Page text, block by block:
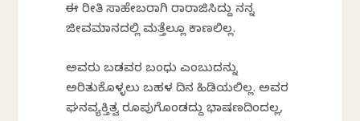
ಈ ರೀತಿ ಸಾಹೇಬರಾಗಿ ರಾರಾಜಿಸಿದ್ದು ನನ್ನ
ಜೀವಮಾನದಲ್ಲಿ ಮತ್ತೆಲ್ಲೂ ಕಾಣಲಿಲ್ಲ.
ಅವರು ಬಡವರ ಬಂಧು ಎಂಬುದನ್ನು
ಅರಿತುಕೊಳ್ಳಲು ಬಹಳ ದಿನ ಹಿಡಿಯಲಿಲ್ಲ. ಅವರ
ಘನವ್ಯಕ್ತಿತ್ವ ರೂಪುಗೊಂಡದ್ದು ಭಾಷಣದಿಂದಲ್ಲ,